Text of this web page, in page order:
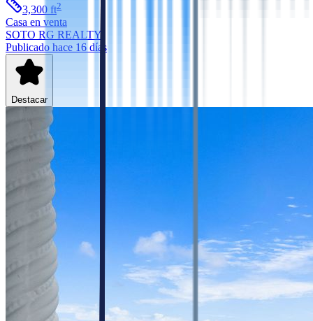
3,300 ft2
Casa en venta
SOTO RG REALTY
Publicado hace 16 días
Destacar